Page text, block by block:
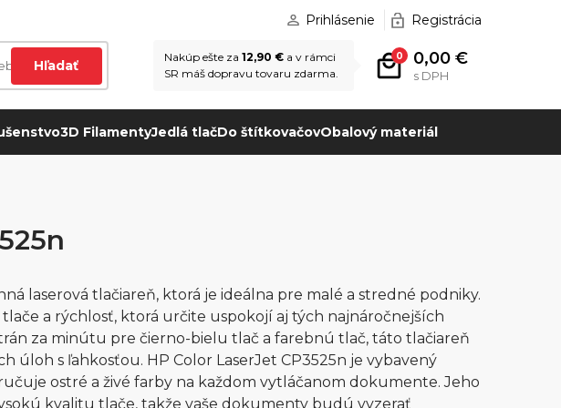
Prihlásenie Registrácia
Hľadať
0 0,00 €
s DPH
Nakúp ešte za 12,90 € a v rámci
SR máš dopravu tovaru zdarma.
3D FilamentyJedlá tlačDo štítkovačovObalový materiál
laserová tlačiareň, ktorá je ideálna pre malé a stredné podniky.
a rýchlosť, ktorá určite uspokojí aj tých najnáročnejších
za minútu pre čierno-bielu tlač a farebnú tlač, táto tlačiareň
úloh s ľahkosťou. HP Color LaserJet CP3525n je vybavený
ostré a živé farby na každom vytláčanom dokumente. Jeho
kvalitu tlače, takže vaše dokumenty budú vyzerať